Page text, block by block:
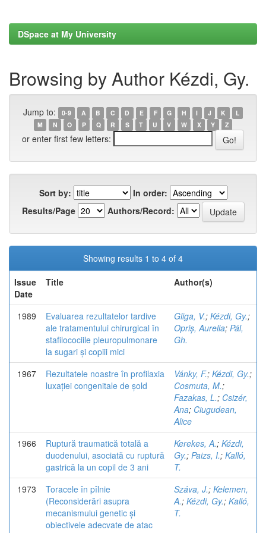
DSpace at My University
Browsing by Author Kézdi, Gy.
Jump to: 0-9 A B C D E F G H I J K
L
M
N O P Q R S T U V W X Y Z
or enter first few letters:
Sort by:
In order:
Results/Page
Authors/Record:
Showing results 1 to 4 of 4
Issue
Date
Title Author(s)
1989
Evaluarea rezultatelor tardive
ale tratamentului chirurgical în
stafilocociile pleuropulmonare
la sugari și copiii mici
Gliga, V.; Kézdi, Gy.;
Opriș, Aurelia; Pál,
Gh.
1967
Rezultatele noastre în profilaxia
luxației congenitale de șold
Vánky, F.; Kézdi, Gy.;
Cosmuta, M.;
Fazakas, L.; Csizér,
Ana; Ciugudean,
Alice
1966
Ruptură traumatică totală a
duodenului, asociată cu ruptură
gastrică la un copil de 3 ani
Kerekes, A.; Kézdi,
Gy.; Paizs, I.; Kalló,
T.
1973
Toracele în pîlnie
(Reconsiderări asupra
mecanismului genetic și
obiectivele adecvate de atac
Száva, J.; Kelemen,
A.; Kézdi, Gy.; Kalló,
T.